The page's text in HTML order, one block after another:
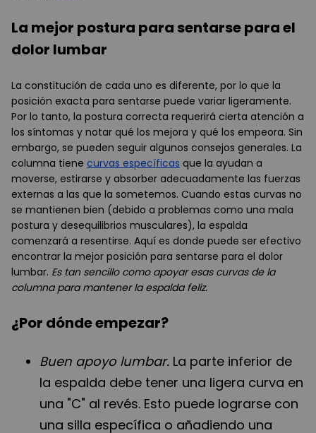
La mejor postura para sentarse para el
dolor lumbar
La constitución de cada uno es diferente, por lo que la
posición exacta para sentarse puede variar ligeramente.
Por lo tanto, la postura correcta requerirá cierta atención a
los síntomas y notar qué los mejora y qué los empeora. Sin
embargo, se pueden seguir algunos consejos generales. La
columna tiene curvas específicas que la ayudan a
moverse, estirarse y absorber adecuadamente las fuerzas
externas a las que la sometemos. Cuando estas curvas no
se mantienen bien (debido a problemas como una mala
postura y desequilibrios musculares), la espalda
comenzará a resentirse. Aquí es donde puede ser efectivo
encontrar la mejor posición para sentarse para el dolor
lumbar. Es tan sencillo como apoyar esas curvas de la
columna para mantener la espalda feliz.
¿Por dónde empezar?
Buen apoyo lumbar. La parte inferior de
la espalda debe tener una ligera curva en
una "C" al revés. Esto puede lograrse con
una silla específica o añadiendo una